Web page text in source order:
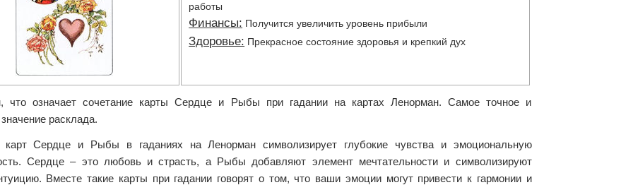
работы
Финансы: Получится увеличить уровень прибыли
Здоровье: Прекрасное состояние здоровья и крепкий дух
что означает сочетание карты Сердце и Рыбы при гадании на картах Ленорман. Самое точное и
расклада.
карт Сердце и Рыбы в гаданиях на Ленорман символизирует глубокие чувства и эмоциональную
Сердце – это любовь и страсть, а Рыбы добавляют элемент мечтательности и символизируют
Вместе такие карты при гадании говорят о том, что ваши эмоции могут привести к гармонии и